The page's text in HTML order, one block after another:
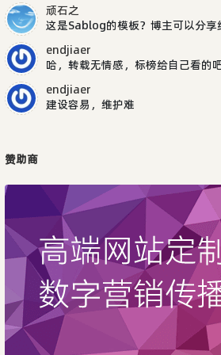
顽石之
endjiaer
哈，转载无情感，标榜给自己看的
endjiaer
建设容易，维护难
赞助商